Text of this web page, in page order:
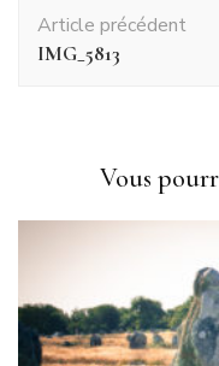
d'article
Article précédent
IMG_5813
Vous